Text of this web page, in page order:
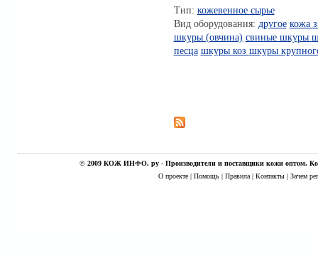
Тип: кожевенное сырье
Вид оборудования: другое кожа
шкуры (овчина) свиные шкуры
песца шкуры коз шкуры
© 2009 КОЖ ИНФО. ру - Производители и поставщики кожи оптом.
О проекте | Помощь | Правила | Контакты | Зачем